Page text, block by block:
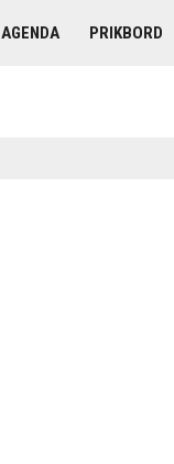
AGENDA PRIKBORD